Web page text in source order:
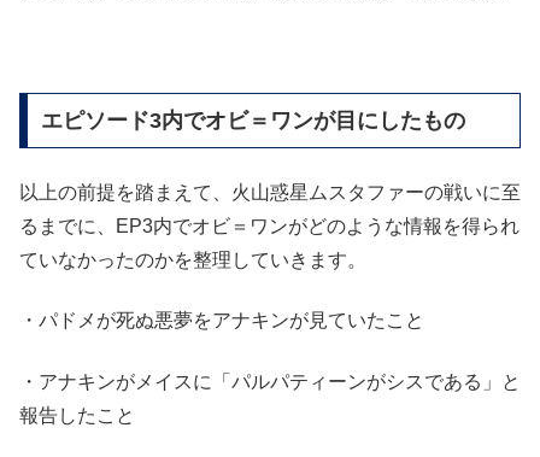
エピソード3内でオビ＝ワンが目にしたもの
以上の前提を踏まえて、火山惑星ムスタファーの戦いに至
るまでに、EP3内でオビ＝ワンがどのような情報を得られ
ていなかったのかを整理していきます。
・パドメが死ぬ悪夢をアナキンが見ていたこと
・アナキンがメイスに「パルパティーンがシスである」と
報告したこと